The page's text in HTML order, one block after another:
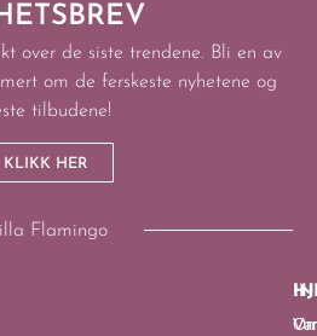
over de siste trendene. Bli en av
om de ferskeste nyhetene og
tilbudene!
KLIKK HER
Flamingo